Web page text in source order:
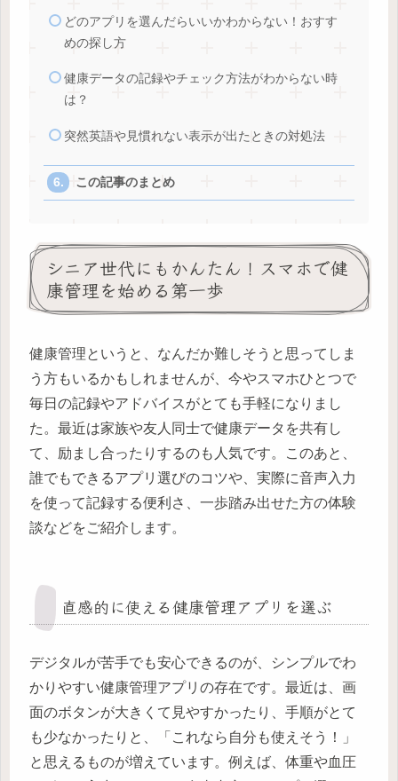
どのアプリを選んだらいいかわからない！おすす
めの探し方
健康データの記録やチェック方法がわからない時
は？
突然英語や見慣れない表示が出たときの対処法
この記事のまとめ
シニア世代にもかんたん！スマホで健
康管理を始める第一歩
健康管理というと、なんだか難しそうと思ってしま
う方もいるかもしれませんが、今やスマホひとつで
毎日の記録やアドバイスがとても手軽になりまし
た。最近は家族や友人同士で健康データを共有し
て、励まし合ったりするのも人気です。このあと、
誰でもできるアプリ選びのコツや、実際に音声入力
を使って記録する便利さ、一歩踏み出せた方の体験
談などをご紹介します。
直感的に使える健康管理アプリを選ぶ
デジタルが苦手でも安心できるのが、シンプルでわ
かりやすい健康管理アプリの存在です。最近は、画
面のボタンが大きくて見やすかったり、手順がとて
も少なかったりと、「これなら自分も使えそう！」
と思えるものが増えています。例えば、体重や血圧